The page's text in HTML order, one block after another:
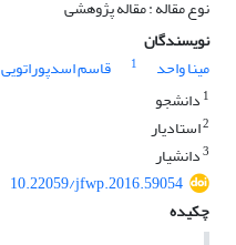
نوع مقاله : مقاله پژوهشی
نویسندگان
مینا واحد
1 قاسم اسدپوراتویی
1 دانشجو
2استادیار
3دانشیار
10.22059/jfwp.2016.59054
چکیده